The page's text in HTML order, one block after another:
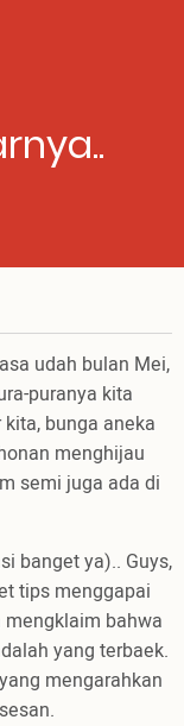
udah bulan Mei,
puranya kita
bunga aneka
menghijau
semi juga ada di
banget ya).. Guys,
tips menggapai
bahwa
yang terbaek.
mengarahkan